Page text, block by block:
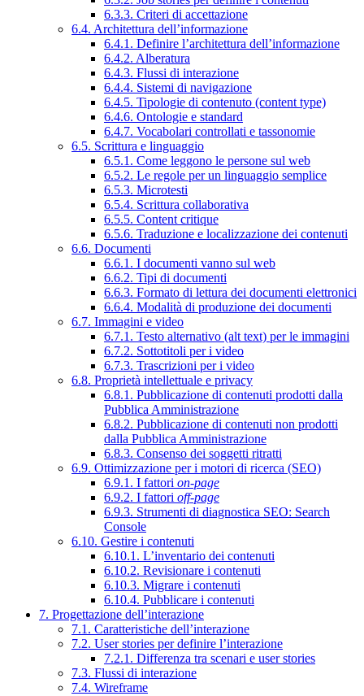
6.3.3. Criteri di accettazione
6.4. Architettura dell’informazione
6.4.1. Definire l’architettura dell’informazione
6.4.2. Alberatura
6.4.3. Flussi di interazione
6.4.4. Sistemi di navigazione
6.4.5. Tipologie di contenuto (content type)
6.4.6. Ontologie e standard
6.4.7. Vocabolari controllati e tassonomie
6.5. Scrittura e linguaggio
6.5.1. Come leggono le persone sul web
6.5.2. Le regole per un linguaggio semplice
6.5.3. Microtesti
6.5.4. Scrittura collaborativa
6.5.5. Content critique
6.5.6. Traduzione e localizzazione dei contenuti
6.6. Documenti
6.6.1. I documenti vanno sul web
6.6.2. Tipi di documenti
6.6.3. Formato di lettura dei documenti elettronici
6.6.4. Modalità di produzione dei documenti
6.7. Immagini e video
6.7.1. Testo alternativo (alt text) per le immagini
6.7.2. Sottotitoli per i video
6.7.3. Trascrizioni per i video
6.8. Proprietà intellettuale e privacy
6.8.1. Pubblicazione di contenuti prodotti dalla
Pubblica Amministrazione
6.8.2. Pubblicazione di contenuti non prodotti
dalla Pubblica Amministrazione
6.8.3. Consenso dei soggetti ritratti
6.9. Ottimizzazione per i motori di ricerca (SEO)
6.9.1. I fattori on-page
6.9.2. I fattori off-page
6.9.3. Strumenti di diagnostica SEO: Search
Console
6.10. Gestire i contenuti
6.10.1. L’inventario dei contenuti
6.10.2. Revisionare i contenuti
6.10.3. Migrare i contenuti
6.10.4. Pubblicare i contenuti
7. Progettazione dell’interazione
7.1. Caratteristiche dell’interazione
7.2. User stories per definire l’interazione
7.2.1. Differenza tra scenari e user stories
7.3. Flussi di interazione
7.4. Wireframe